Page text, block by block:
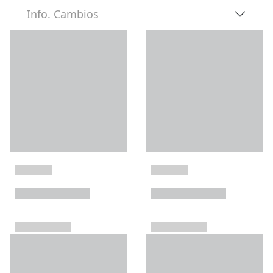
Info. Cambios